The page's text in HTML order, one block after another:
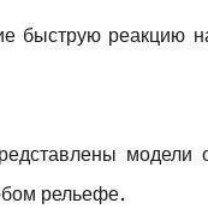
быструю реакцию
модели
рельефе.